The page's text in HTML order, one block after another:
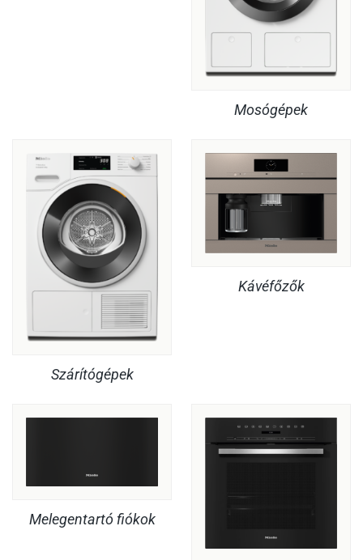
Mosógépek
Szárítógépek
Kávéfőzők
Melegentartó fiókok